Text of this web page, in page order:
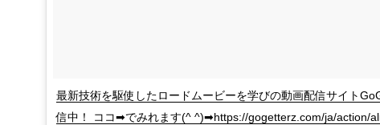
最新技術を駆使したロードムービーを学びの動画配信サイト
信中！ ココ➡︎でみれます(^ ^)➡︎https://gogetterz.com/ja/action/